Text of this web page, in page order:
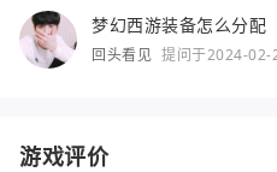
梦幻西游装备怎么分配
回头看见 提问于2024-02-
游戏评价